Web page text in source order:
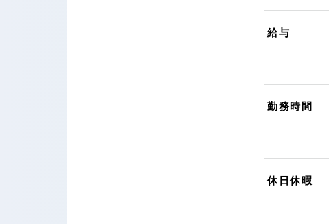
給与
勤務時間
休日休暇